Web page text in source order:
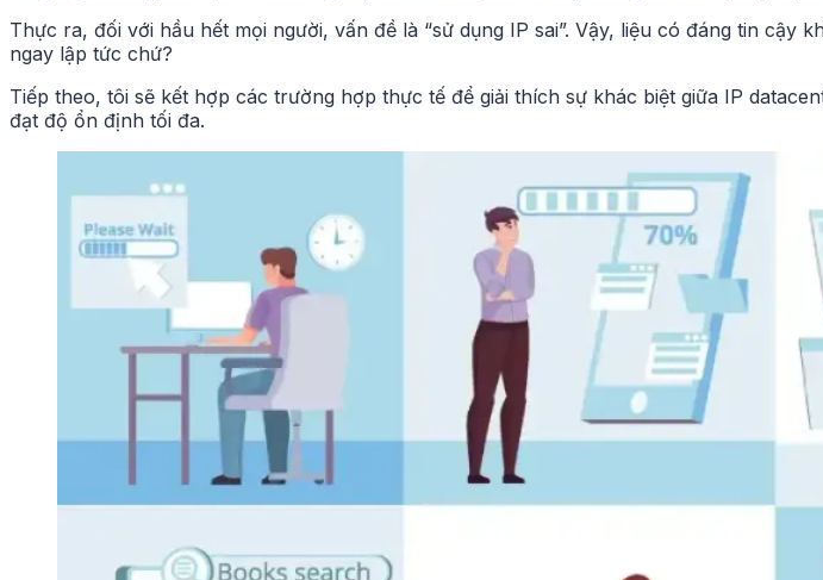
Thực ra, đối với hầu hết mọi người, vấn đề là “sử dụng IP sai”. Vậy, liệu có đáng tin
ngay lập tức chứ?
Tiếp theo, tôi sẽ kết hợp các trường hợp thực tế để giải thích sự khác biệt giữa IP
đạt độ ổn định tối đa.